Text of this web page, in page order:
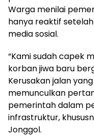
Warga menilai
hanya reaktif
media sosial.
“Kami sudah capek
korban jiwa baru
Kerusakan jalan
memunculkan
pemerintah dalam
infrastruktur,
Jonggol.